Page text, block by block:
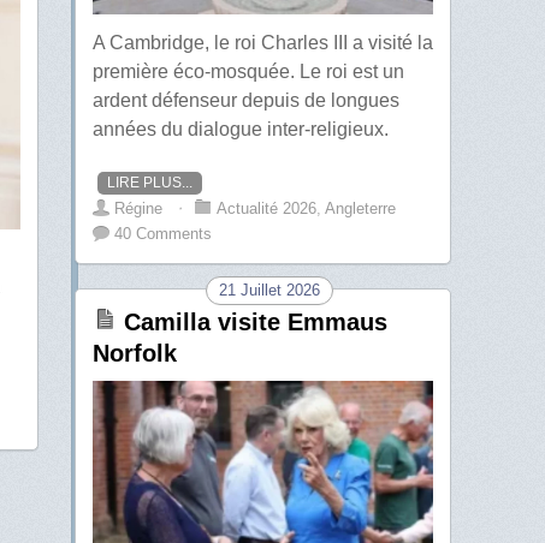
A Cambridge, le roi Charles III a visité la
première éco-mosquée. Le roi est un
ardent défenseur depuis de longues
années du dialogue inter-religieux.
LIRE PLUS...
Régine ⋅ Actualité 2026, Angleterre
40 Comments
21 Juillet 2026
Camilla visite Emmaus
Norfolk